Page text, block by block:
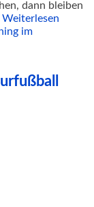
dann bleiben
Weiterlesen
im